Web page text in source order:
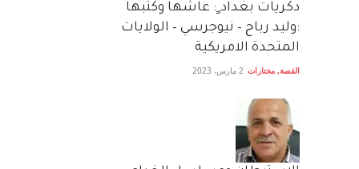
دكريات بغداد ٍ: عاشها وكتبها
:وليد رباح – نيوجرسي – الولايات
المتحدة الامريكية
القصة, مختارات 2 مارس، 2023